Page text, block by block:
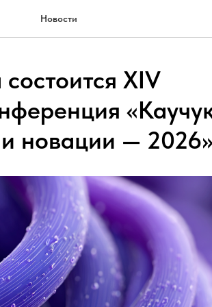
Новости
XIV
новации —